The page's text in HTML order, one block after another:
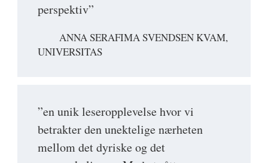
perspektiv”
ANNA SERAFIMA SVENDSEN KVAM,
UNIVERSITAS
”en unik leseropplevelse hvor vi
betrakter den unektelige nærheten
mellom det dyriske og det